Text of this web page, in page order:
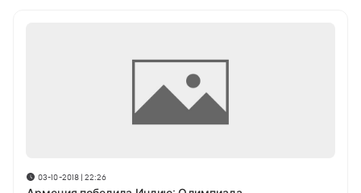
03-10-2018 | 22:26